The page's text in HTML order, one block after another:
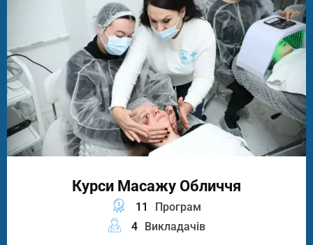
Курси Масажу Обличчя
11
Програм
4 Викладачів